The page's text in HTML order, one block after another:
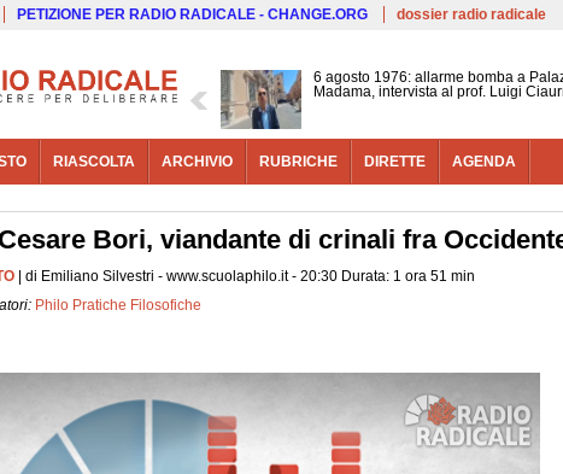
Salta al
PETIZIONE PER RADIO RADICALE - CHANGE.ORG dossier radio radicale
6 agosto 1976: allarme bomba a
Madama, intervista al prof. Luigi
RIASCOLTA ARCHIVIO RUBRICHE DIRETTE AGENDA
Bori, viandante di crinali fra
| di Emiliano Silvestri - www.scuolaphilo.it - 20:30 Durata: 1 ora 51 min
Philo Pratiche Filosofiche